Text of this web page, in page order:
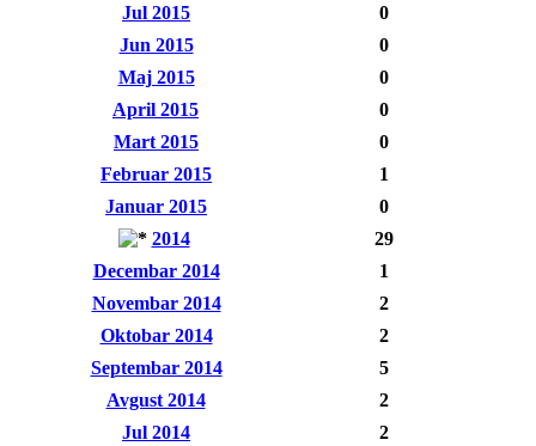
Jul 2015
0
Jun 2015
0
Maj 2015
0
April 2015
0
Mart 2015
0
Februar 2015
1
Januar 2015
0
2014
29
Decembar 2014
1
Novembar 2014
2
Oktobar 2014
2
Septembar 2014
5
Avgust 2014
2
Jul 2014
2